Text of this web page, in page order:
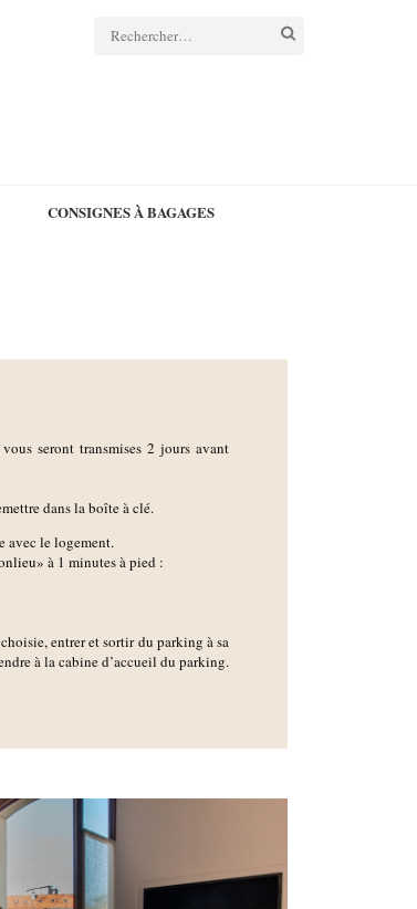
CONSIGNES À BAGAGES
seront transmises 2 jours avant
dans la boîte à clé.
avec le logement.
à 1 minutes à pied :
entrer et sortir du parking à sa
à la cabine d’accueil du parking.